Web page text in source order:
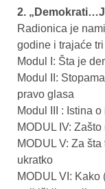
2.
Radionica je
godine i trajaće
Modul I: Šta je
Modul II:
pravo glasa
Modul III : Istina
MODUL IV:
MODUL V: Za
ukratko
MODUL VI: